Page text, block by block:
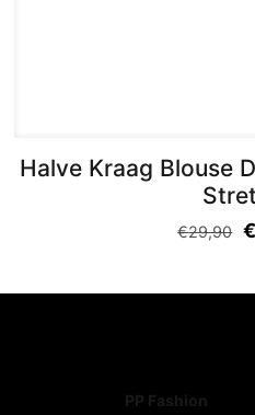
Halve Kraag Blouse
€29,90 €
PP Fashion